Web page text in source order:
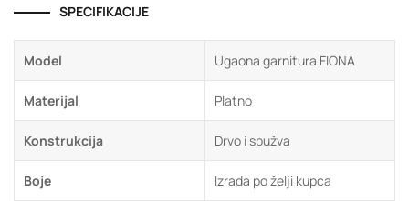
SPECIFIKACIJE
Model Ugaona garnitura FIONA
Materijal Platno
Konstrukcija Drvo i spužva
Boje Izrada po želji kupca